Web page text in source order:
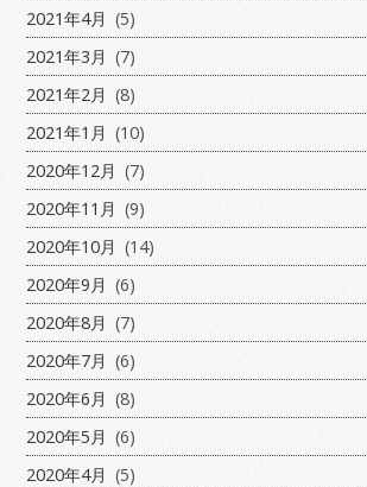
2021年4月 (5)
2021年3月 (7)
2021年2月 (8)
2021年1月 (10)
2020年12月 (7)
2020年11月 (9)
2020年10月 (14)
2020年9月 (6)
2020年8月 (7)
2020年7月 (6)
2020年6月 (8)
2020年5月 (6)
2020年4月 (5)